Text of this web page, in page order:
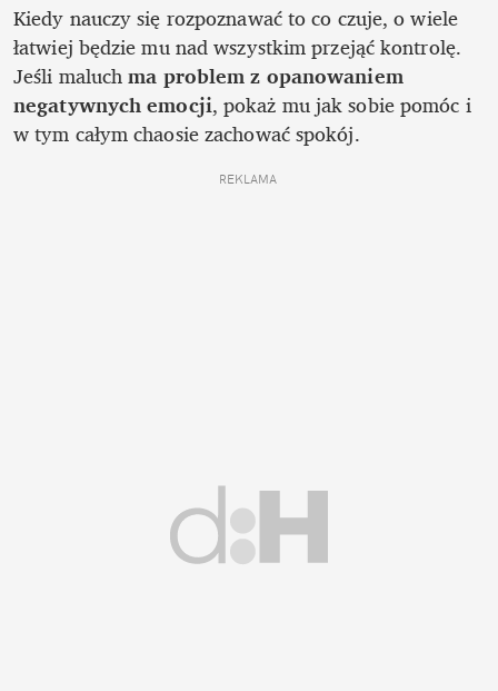
Kiedy nauczy się rozpoznawać to co czuje, o wiele
łatwiej będzie mu nad wszystkim przejąć kontrolę.
Jeśli maluch ma problem z opanowaniem
negatywnych emocji, pokaż mu jak sobie pomóc i
w tym całym chaosie zachować spokój.
REKLAMA